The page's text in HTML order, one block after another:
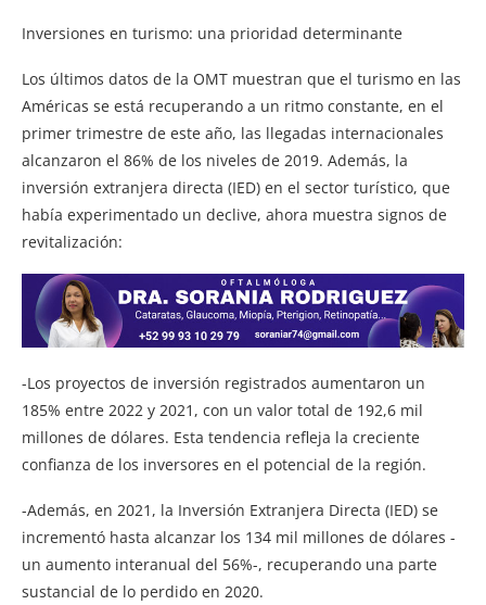
Inversiones en turismo: una prioridad determinante
Los últimos datos de la OMT muestran que el turismo en las
Américas se está recuperando a un ritmo constante, en el
primer trimestre de este año, las llegadas internacionales
alcanzaron el 86% de los niveles de 2019. Además, la
inversión extranjera directa (IED) en el sector turístico, que
había experimentado un declive, ahora muestra signos de
revitalización:
-Los proyectos de inversión registrados aumentaron un
185% entre 2022 y 2021, con un valor total de 192,6 mil
millones de dólares. Esta tendencia refleja la creciente
confianza de los inversores en el potencial de la región.
-Además, en 2021, la Inversión Extranjera Directa (IED) se
incrementó hasta alcanzar los 134 mil millones de dólares -
un aumento interanual del 56%-, recuperando una parte
sustancial de lo perdido en 2020.